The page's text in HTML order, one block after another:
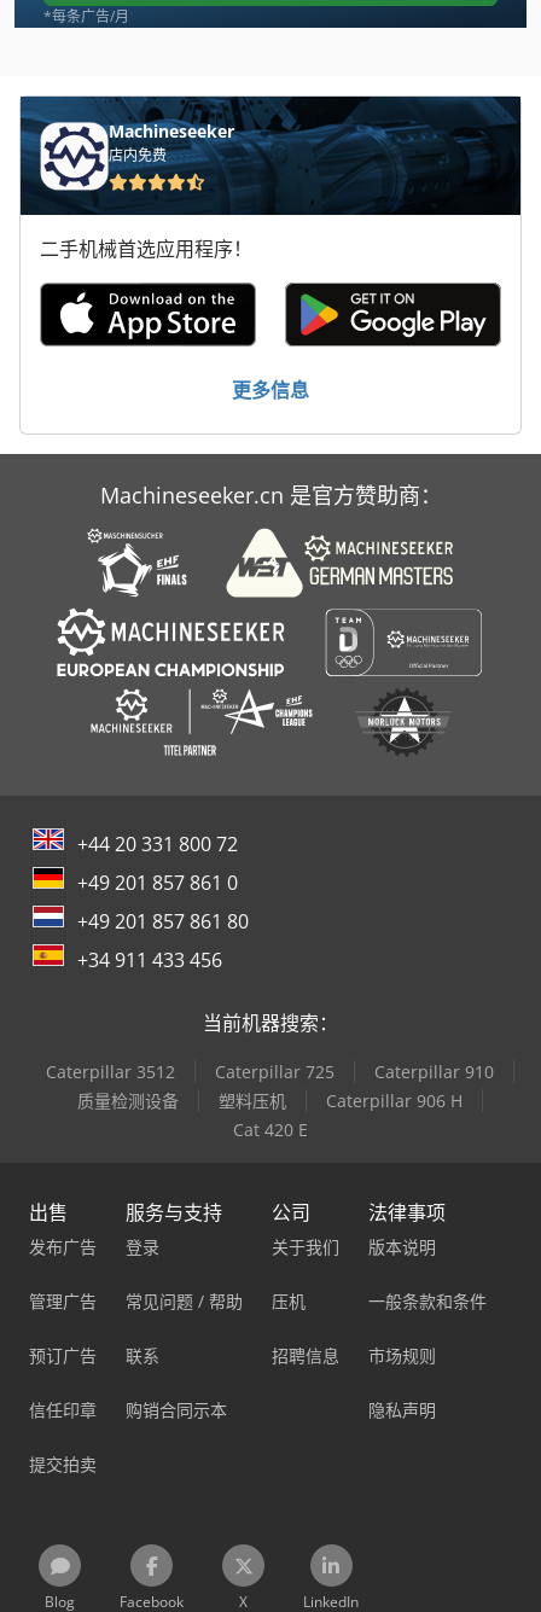
Fuw 250
International 434
Makino Snc 64
Migatronic Mig 405
Monforts Knc 5
Okuma Lu 25
Wenzel Lh 54
Willibald Mza 4600
*每条广告/月
Machineseeker
店内免费
二手机械首选应用程序！
更多信息
Machineseeker.cn 是官方赞助商：
+44 20 331 800 72
+49 201 857 861 0
+49 201 857 861 80
+34 911 433 456
当前机器搜索：
Caterpillar 3512 Caterpillar 725
Caterpillar 910
质量检测设备
塑料压机
Caterpillar 906 H
Cat 420 E
出售
发布广告
管理广告
预订广告
信任印章
提交拍卖
服务与支持
登录
常见问题 / 帮助
联系
购销合同示本
公司
关于我们
压机
招聘信息
法律事项
版本说明
一般条款和条件
市场规则
隐私声明
Blog Facebook X LinkedIn